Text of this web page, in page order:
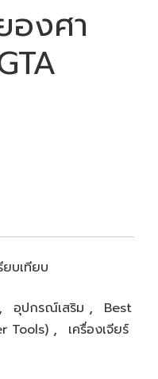
องศา
ยบเทียบ
, อุปกรณ์เสริม ,
Best
Tools) ,
เครื่องเจียร์